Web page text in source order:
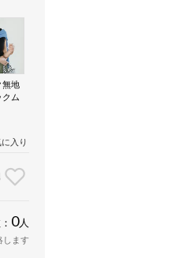
無地
クム
入り
0人
します